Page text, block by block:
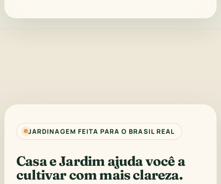
JARDINAGEM FEITA PARA O BRASIL REAL
Casa e Jardim ajuda você a
cultivar com mais clareza.